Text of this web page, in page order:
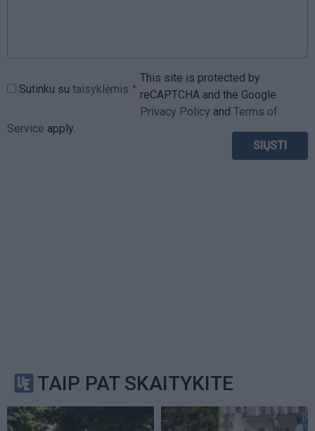
Sutinku su taisyklėmis
This site is protected by
reCAPTCHA and the Google
Privacy Policy and Terms of
Service apply.
TAIP PAT SKAITYKITE